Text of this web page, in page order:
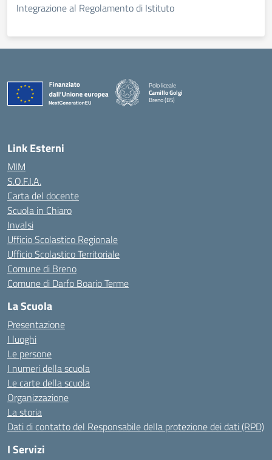
Integrazione al Regolamento di Istituto
Polo liceale
Camillo Golgi
Breno (BS)
Link Esterni
MIM
S.O.F.I.A.
Carta del docente
Scuola in Chiaro
Invalsi
Ufficio Scolastico Regionale
Ufficio Scolastico Territoriale
Comune di Breno
Comune di Darfo Boario Terme
La Scuola
Presentazione
I luoghi
Le persone
I numeri della scuola
Le carte della scuola
Organizzazione
La storia
Dati di contatto del Responsabile della protezione dei dati (RPD)
I Servizi